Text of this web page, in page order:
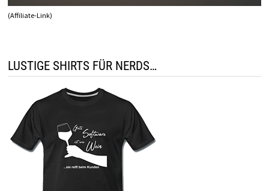
(Affiliate-Link)
LUSTIGE SHIRTS FÜR NERDS…